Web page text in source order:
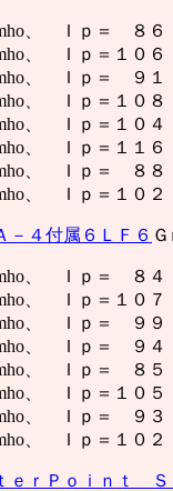
、 Ｉｐ＝ ８６
、 Ｉｐ＝１０６
、 Ｉｐ＝ ９１
、 Ｉｐ＝１０８
、 Ｉｐ＝１０４
、 Ｉｐ＝１１６
、 Ｉｐ＝ ８８
、 Ｉｐ＝１０２
４付属６ＬＦ６
、 Ｉｐ＝ ８４
、 Ｉｐ＝１０７
、 Ｉｐ＝ ９９
、 Ｉｐ＝ ９４
、 Ｉｐ＝ ８５
、 Ｉｐ＝１０５
、 Ｉｐ＝ ９３
、 Ｉｐ＝１０２
ｅｒＰｏｉｎｔ